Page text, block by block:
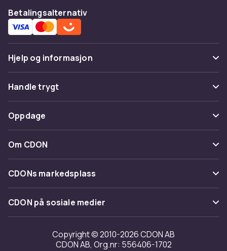
Betalingsalternativ
Hjelp og informasjon
Vanlige spørsmål
Spor pakke
Angre & returner her
Kontakt oss
Handle trygt
Betaling
Levering
Tilbakekallinger
Oppdage
Kategorier
Varemerker
Om CDON
Om oss
Kundeanmeldelser
Jobbe på CDON
Investor relations
CDONs markedsplass
Merchant Help Center
CDON på sosiale medier
Copyright © 2010-2026 CDON AB
CDON AB, Org.nr: 556406-1702